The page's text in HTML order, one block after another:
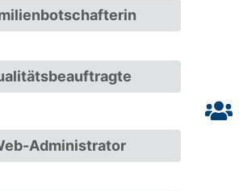
Administrator